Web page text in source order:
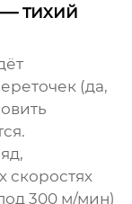
тихий
(да,
скоростях
300 м/мин)